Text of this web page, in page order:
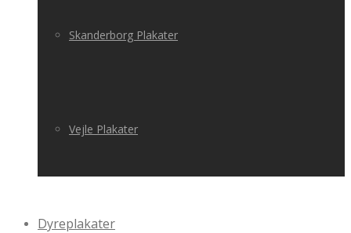
Skanderborg Plakater
Vejle Plakater
Dyreplakater